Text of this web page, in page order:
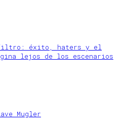
éxito, haters y el
lejos de los escenarios
Mugler